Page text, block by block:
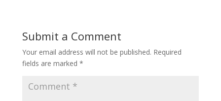
Submit a Comment
Your email address will not be published. Required
fields are marked *